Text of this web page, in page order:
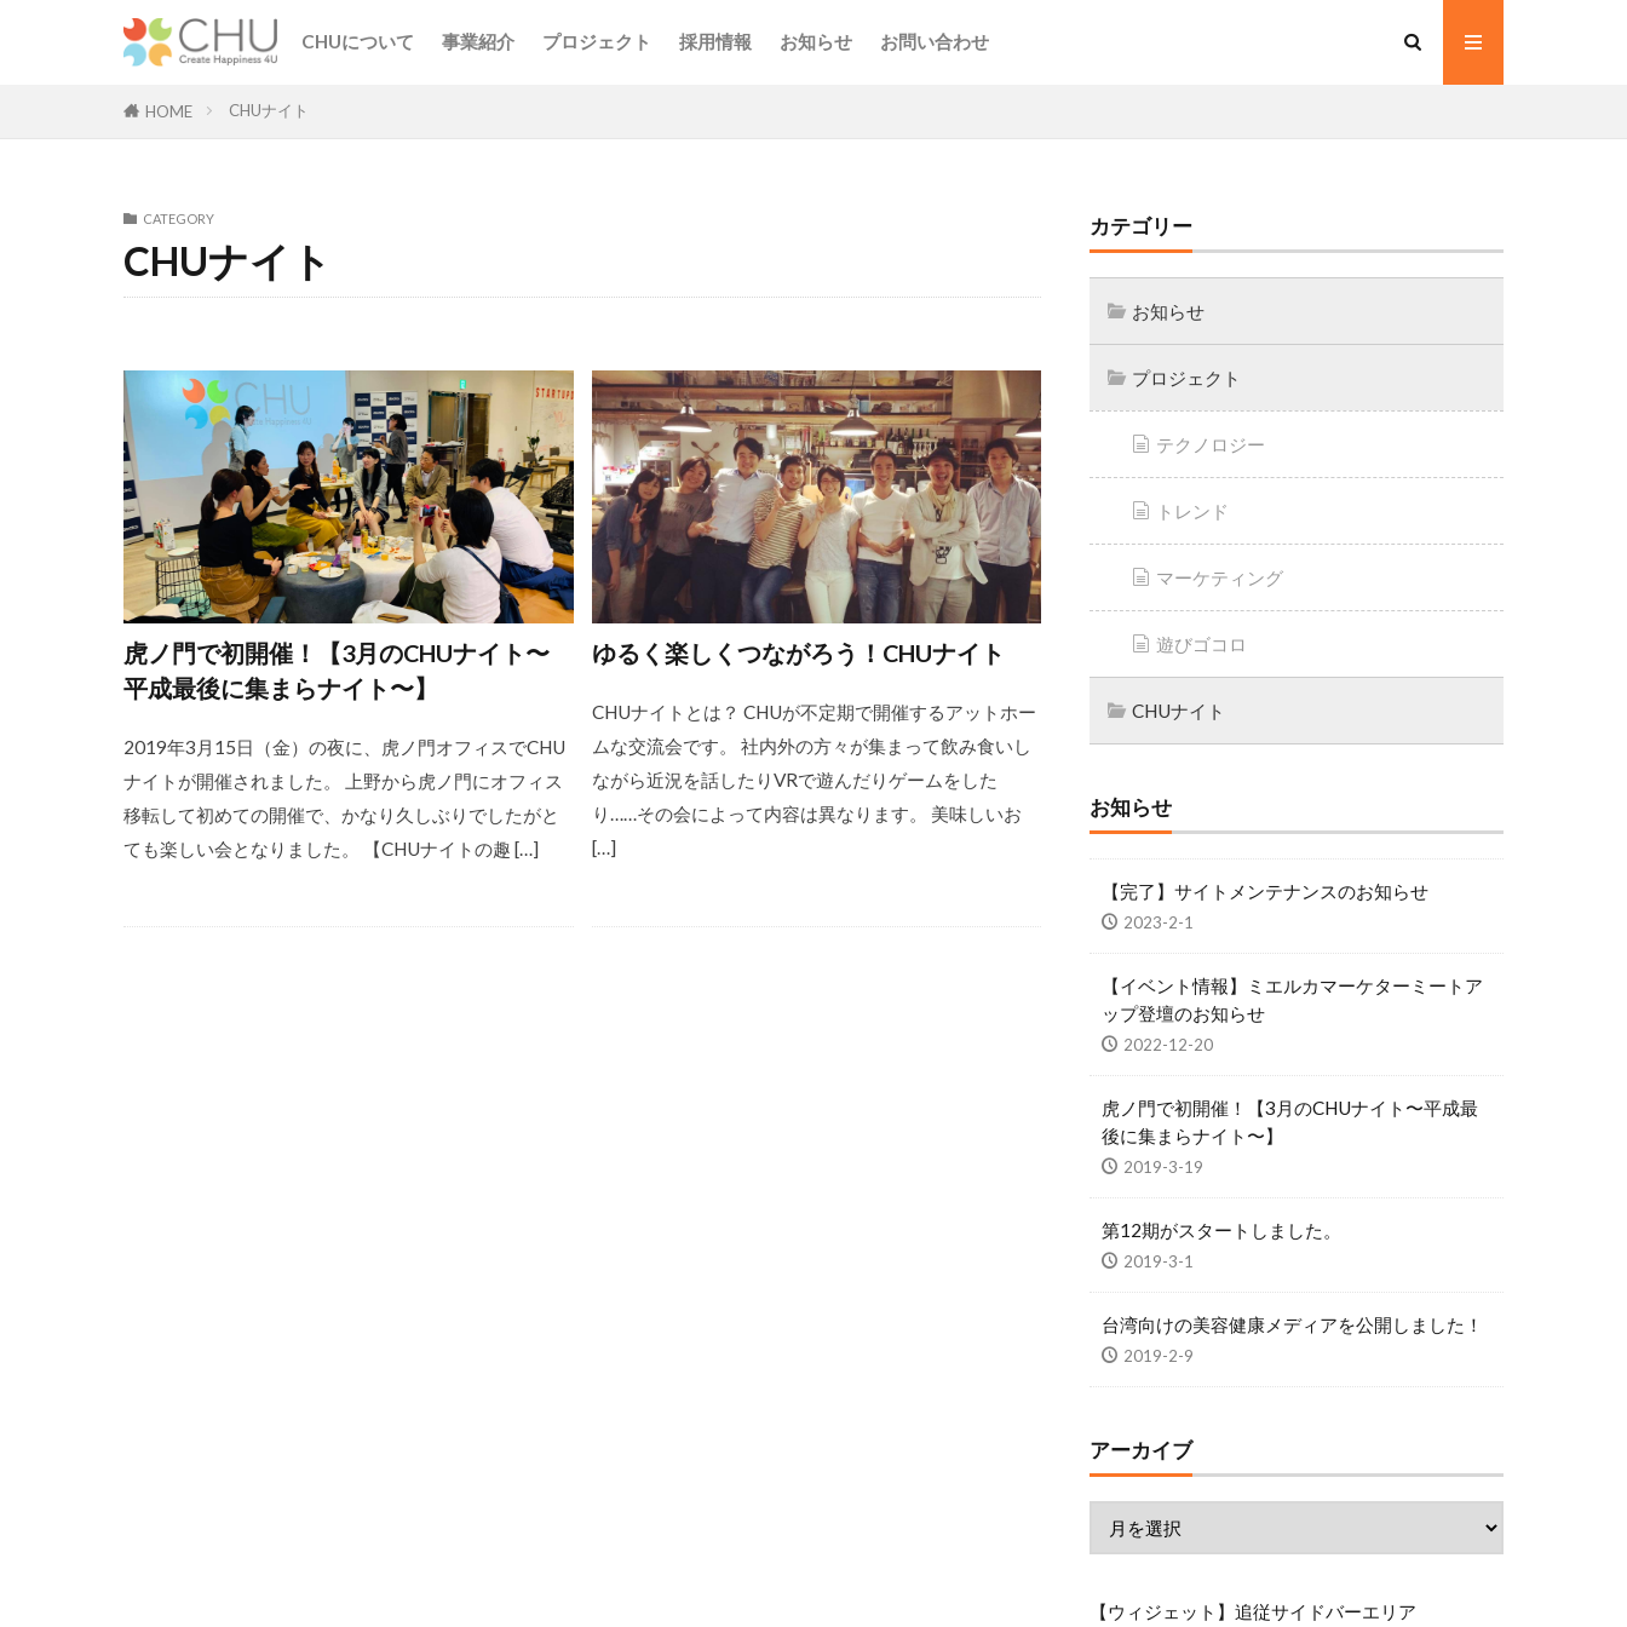
CHUについて 事業紹介 プロジェクト 採用情報 お知らせ お問い合わせ
HOME CHUナイト
CATEGORY
CHUナイト
虎ノ門で初開催！【3月のCHUナイト〜
平成最後に集まらナイト〜】
2019年3月15日（金）の夜に、虎ノ門オフィスでCHU
ナイトが開催されました。 上野から虎ノ門にオフィス
移転して初めての開催で、かなり久しぶりでしたがと
ても楽しい会となりました。 【CHUナイトの趣 […]
ゆるく楽しくつながろう！CHUナイト
CHUナイトとは？ CHUが不定期で開催するアットホー
ムな交流会です。 社内外の方々が集まって飲み食いし
ながら近況を話したりVRで遊んだりゲームをした
り……その会によって内容は異なります。 美味しいお
[…]
カテゴリー
お知らせ
プロジェクト
テクノロジー
トレンド
マーケティング
遊びゴコロ
CHUナイト
お知らせ
【完了】サイトメンテナンスのお知らせ
2023-2-1
【イベント情報】ミエルカマーケターミートア
ップ登壇のお知らせ
2022-12-20
虎ノ門で初開催！【3月のCHUナイト〜平成最
後に集まらナイト〜】
2019-3-19
第12期がスタートしました。
2019-3-1
台湾向けの美容健康メディアを公開しました！
2019-2-9
アーカイブ
【ウィジェット】追従サイドバーエリア